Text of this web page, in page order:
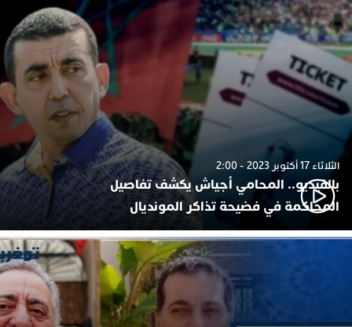
الثلاثاء 17 أكتوبر 2023 - 2:00
بالفيديو.. المحامي أجياش يكشف تفاصيل
المحاكمة في فضيحة تذاكر المونديال